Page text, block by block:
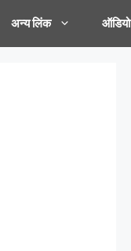
अन्य लिंक ऑडियो